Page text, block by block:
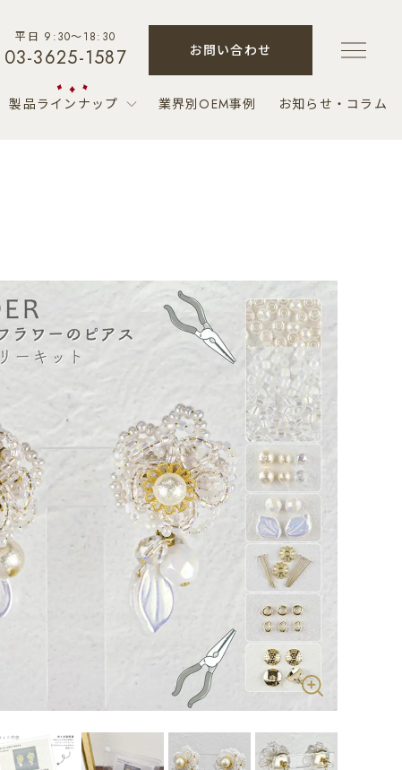
平日 9:30～18:30
03-3625-1587 お問い合わせ
製品ラインナップ 業界別OEM事例 お知らせ・コラム